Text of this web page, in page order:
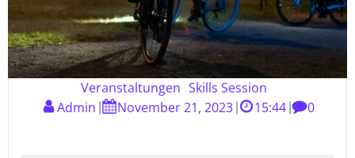
Veranstaltungen Skills Session
Admin
November 21, 2023 15:44 0